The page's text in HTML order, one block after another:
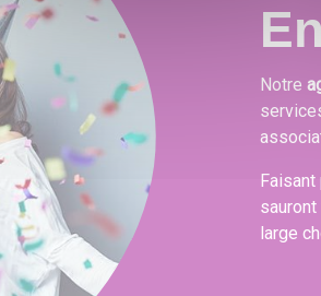
Notre
Faisant
large